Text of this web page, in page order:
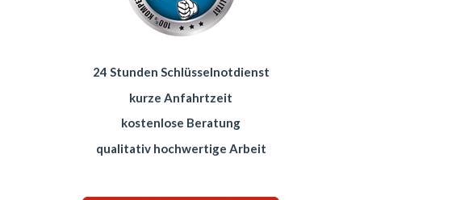
24 Stunden Schlüsselnotdienst
kurze Anfahrtzeit
kostenlose Beratung
qualitativ hochwertige Arbeit